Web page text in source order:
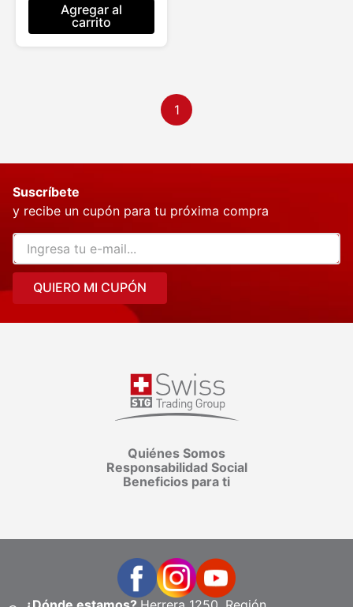
Agregar al
carrito
1
Suscríbete
y recibe un cupón para tu próxima compra
QUIERO MI CUPÓN
Quiénes Somos
Responsabilidad Social
Beneficios para ti